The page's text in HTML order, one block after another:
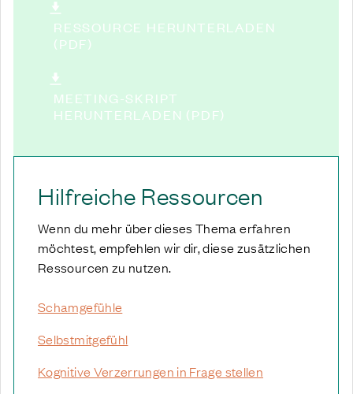
RESSOURCE HERUNTERLADEN
(PDF)
MEETING-SKRIPT
HERUNTERLADEN (PDF)
Hilfreiche Ressourcen
Wenn du mehr über dieses Thema erfahren
möchtest, empfehlen wir dir, diese zusätzlichen
Ressourcen zu nutzen.
Schamgefühle
Selbstmitgefühl
Kognitive Verzerrungen in Frage stellen